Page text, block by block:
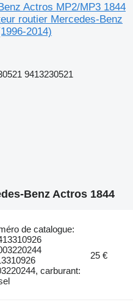
Actros MP2/MP3 1844
routier Mercedes-Benz
2014)
9413230521
Benz Actros 1844
de catalogue:
carburant:
25 €